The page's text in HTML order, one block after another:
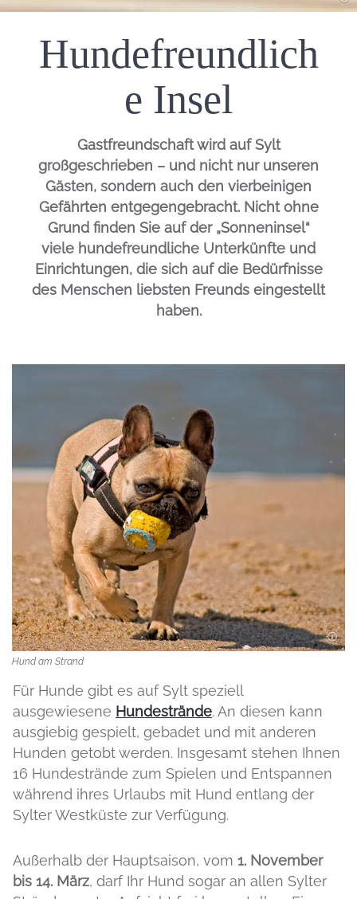
Einleitung
Hundefreundlich
e Insel
Gastfreundschaft wird auf Sylt
großgeschrieben – und nicht nur unseren
Gästen, sondern auch den vierbeinigen
Gefährten entgegengebracht. Nicht ohne
Grund finden Sie auf der „Sonneninsel“
viele hundefreundliche Unterkünfte und
Einrichtungen, die sich auf die Bedürfnisse
des Menschen liebsten Freunds eingestellt
haben.
Hund am Strand
Für Hunde gibt es auf Sylt speziell
ausgewiesene Hundestrände. An diesen kann
ausgiebig gespielt, gebadet und mit anderen
Hunden getobt werden. Insgesamt stehen Ihnen
16 Hundestrände zum Spielen und Entspannen
während ihres Urlaubs mit Hund entlang der
Sylter Westküste zur Verfügung.
Außerhalb der Hauptsaison, vom 1. November
bis 14. März, darf Ihr Hund sogar an allen Sylter